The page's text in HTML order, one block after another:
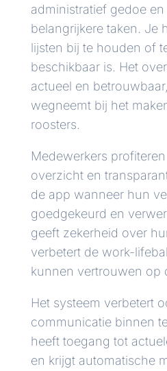
administratief gedoe
belangrijkere taken. Je
lijsten bij te houden of
beschikbaar is. Het
actueel en
wegneemt bij het
roosters.
Medewerkers
overzicht en
de app wanneer hun
goedgekeurd en
geeft zekerheid over
verbetert de work-
kunnen vertrouwen op
Het systeem verbetert
communicatie binnen
heeft toegang tot
en krijgt automatische